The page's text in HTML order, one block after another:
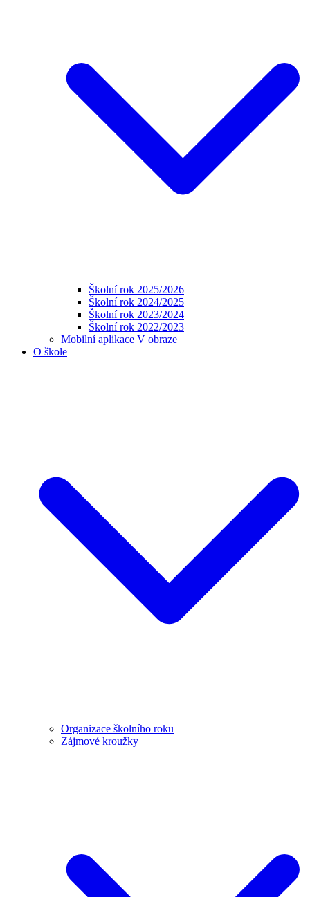
Školní rok 2025/2026
Školní rok 2024/2025
Školní rok 2023/2024
Školní rok 2022/2023
Mobilní aplikace V obraze
O škole
Organizace školního roku
Zájmové kroužky